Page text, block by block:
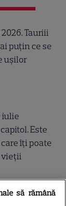
Tauriii
puțin ce se
ușilor
iulie
Este
îți poate
vieții
Delta
să rămână